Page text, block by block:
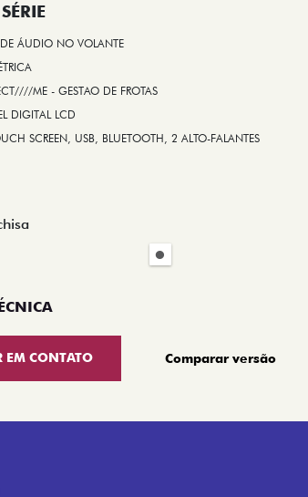
ÁUDIO NO VOLANTE
ME - GESTAO DE FROTAS
DIGITAL LCD
SCREEN, USB, BLUETOOTH, 2 ALTO-FALANTES
EM CONTATO Comparar versão